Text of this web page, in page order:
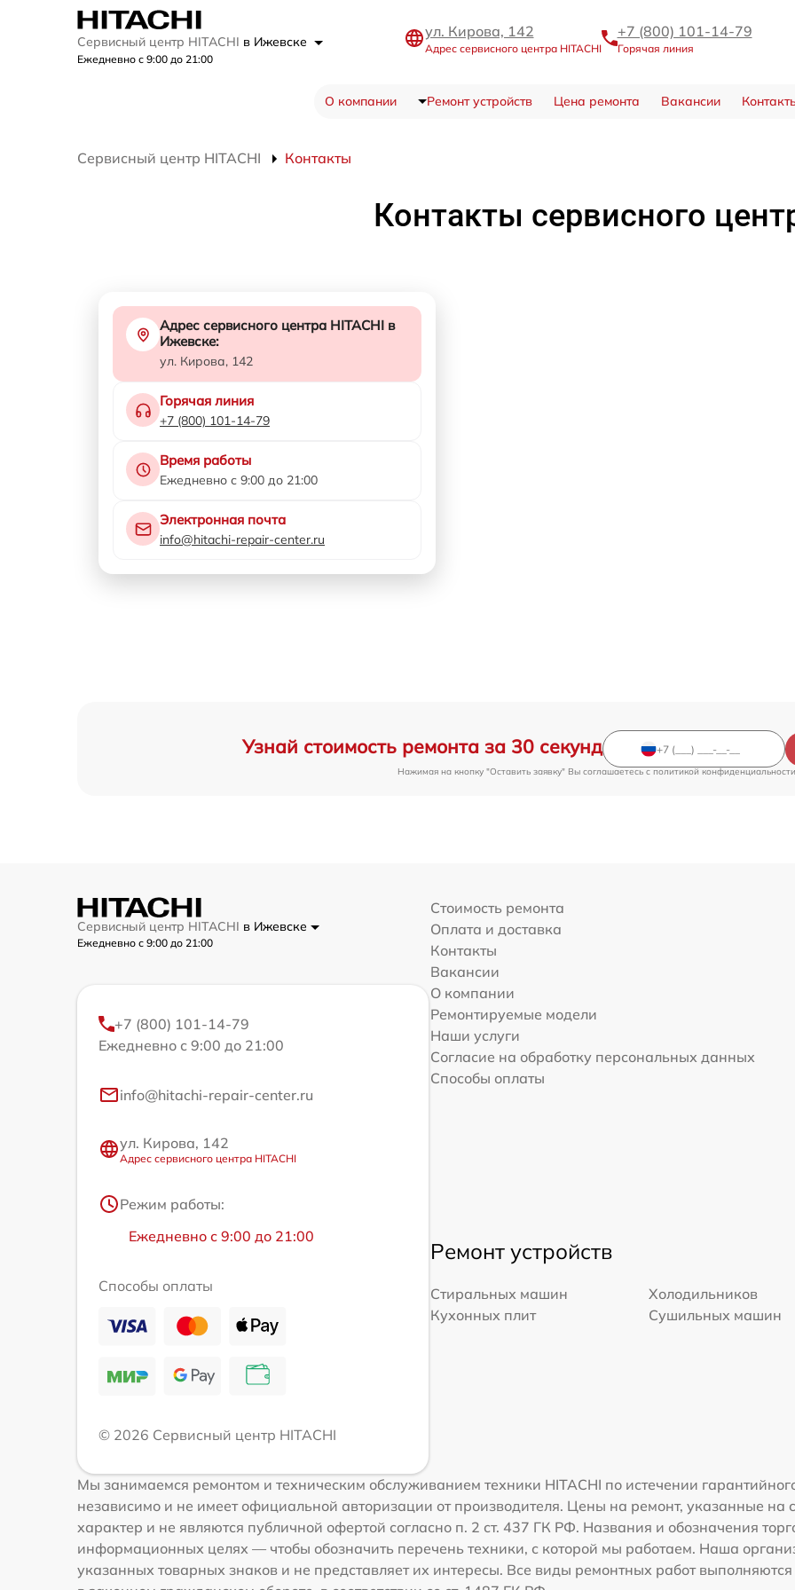
Сервисный центр HITACHI в Ижевске
Ежедневно с 9:00 до 21:00
ул. Кирова, 142
Адрес сервисного центра HITACHI
+7 (800) 101-14-79
Горячая линия
О компании Ремонт устройств Цена ремонта Вакансии
Сервисный центр HITACHI Контакты
Контакты сервисного
Адрес сервисного центра HITACHI в
Ижевске:
ул. Кирова, 142
Горячая линия
+7 (800) 101-14-79
Время работы
Ежедневно с 9:00 до 21:00
Электронная почта
info@hitachi-repair-center.ru
Узнай стоимость ремонта за 30 секунд
Нажимая на кнопку "Оставить заявку" Вы соглашаетесь c политикой конфиденциальности
Сервисный центр HITACHI в Ижевске
Ежедневно с 9:00 до 21:00
+7 (800) 101-14-79
Ежедневно с 9:00 до 21:00
info@hitachi-repair-center.ru
ул. Кирова, 142
Адрес сервисного центра HITACHI
Режим работы:
Ежедневно с 9:00 до 21:00
Способы оплаты
© 2026 Сервисный центр HITACHI
Стоимость ремонта
Оплата и доставка
Контакты
Вакансии
О компании
Ремонтируемые модели
Наши услуги
Согласие на обработку персональных данных
Способы оплаты
Ремонт устройств
Стиральных машин Холодильников
Кухонных плит
Сушильных машин
Мы занимаемся ремонтом и техническим обслуживанием техники HITACHI по истечении
независимо и не имеет официальной авторизации от производителя. Цены на ремонт, указанные на
характер и не являются публичной офертой согласно п. 2 ст. 437 ГК РФ. Названия и обозначения
информационных целях — чтобы обозначить перечень техники, с которой мы работаем. Наша
указанных товарных знаков и не представляет их интересы. Все виды ремонтных работ